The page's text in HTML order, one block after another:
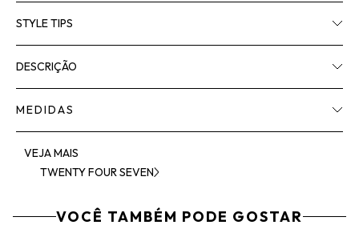
STYLE TIPS
DESCRIÇÃO
MEDIDAS
VEJA MAIS
TWENTY FOUR SEVEN
VOCÊ TAMBÉM PODE GOSTAR